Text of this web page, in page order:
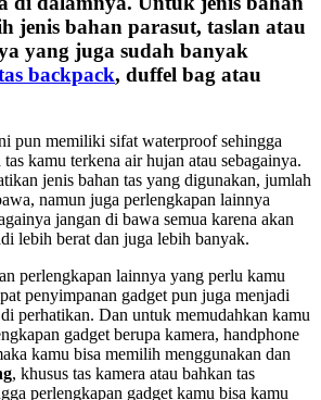
jenis bahan parasut, taslan atau
yang juga sudah banyak
backpack, duffel bag atau
pun memiliki sifat waterproof sehingga
kamu terkena air hujan atau sebagainya.
jenis bahan tas yang digunakan, jumlah
namun juga perlengkapan lainnya
jangan di bawa semua karena akan
lebih berat dan juga lebih banyak.
perlengkapan lainnya yang perlu kamu
penyimpanan gadget pun juga menjadi
perhatikan. Dan untuk memudahkan kamu
gadget berupa kamera, handphone
kamu bisa memilih menggunakan dan
, khusus tas kamera atau bahkan tas
perlengkapan gadget kamu bisa kamu